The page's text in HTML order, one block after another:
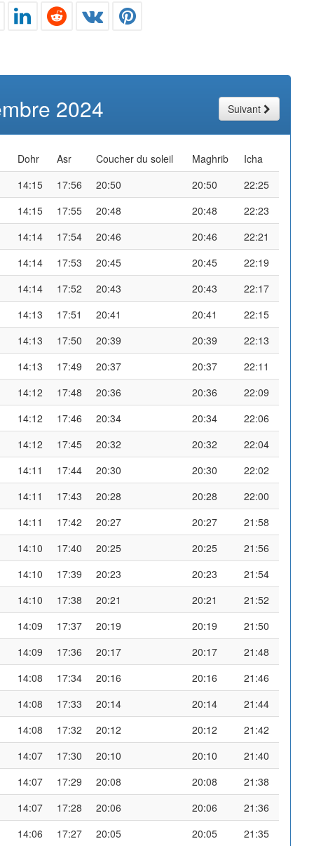
2024 Suivant
Dohr Asr Coucher du soleil Maghrib
Icha
14:15
17:56 20:50 20:50
22:25
14:15
17:55 20:48 20:48
22:23
14:14
17:54 20:46 20:46
22:21
14:14
17:53 20:45 20:45
22:19
14:14
17:52 20:43 20:43
22:17
14:13
17:51 20:41 20:41
22:15
14:13
17:50 20:39 20:39
22:13
14:13
17:49 20:37 20:37
22:11
14:12
17:48 20:36 20:36
22:09
14:12
17:46 20:34 20:34
22:06
14:12
17:45 20:32 20:32
22:04
14:11
17:44 20:30 20:30
22:02
14:11
17:43 20:28 20:28
22:00
14:11
17:42 20:27 20:27
21:58
14:10
17:40 20:25 20:25
21:56
14:10
17:39 20:23 20:23
21:54
14:10
17:38 20:21 20:21
21:52
14:09
17:37 20:19 20:19
21:50
14:09
17:36 20:17 20:17
21:48
14:08
17:34 20:16 20:16
21:46
14:08
17:33 20:14 20:14
21:44
14:08
17:32 20:12 20:12
21:42
14:07
17:30 20:10 20:10
21:40
14:07
17:29 20:08 20:08
21:38
14:07
17:28 20:06 20:06
21:36
14:06
17:27 20:05 20:05 21:35